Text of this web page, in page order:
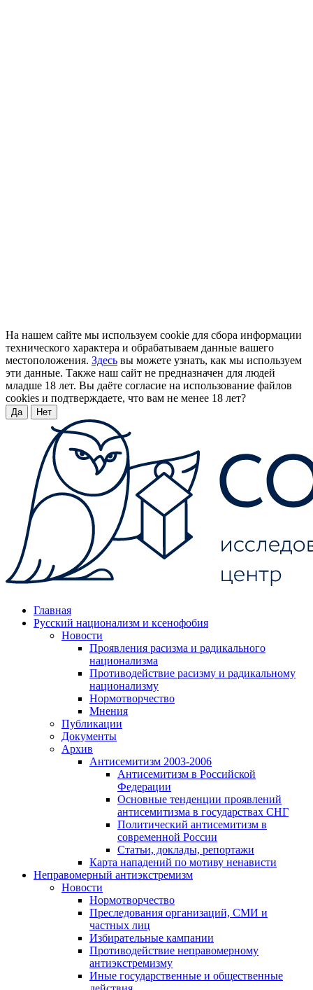
На нашем сайте мы используем cookie для сбора информации
технического характера и обрабатываем данные вашего
местоположения. Здесь вы можете узнать, как мы используем
эти данные. Также наш сайт не предназначен для людей
младше 18 лет. Вы даёте согласие на использование файлов
cookies и подтверждаете, что вам не менее 18 лет?
Да Нет
Главная
Русский национализм и ксенофобия
Новости
Проявления расизма и радикального
национализма
Противодействие расизму и радикальному
национализму
Нормотворчество
Мнения
Публикации
Документы
Архив
Антисемитизм 2003-2006
Антисемитизм в Российской
Федерации
Основные тенденции проявлений
антисемитизма в государствах СНГ
Политический антисемитизм в
современной России
Статьи, доклады, репортажи
Карта нападений по мотиву ненависти
Неправомерный антиэкстремизм
Новости
Нормотворчество
Преследования организаций, СМИ и
частных лиц
Избирательные кампании
Противодействие неправомерному
антиэкстремизму
Иные государственные и общественные